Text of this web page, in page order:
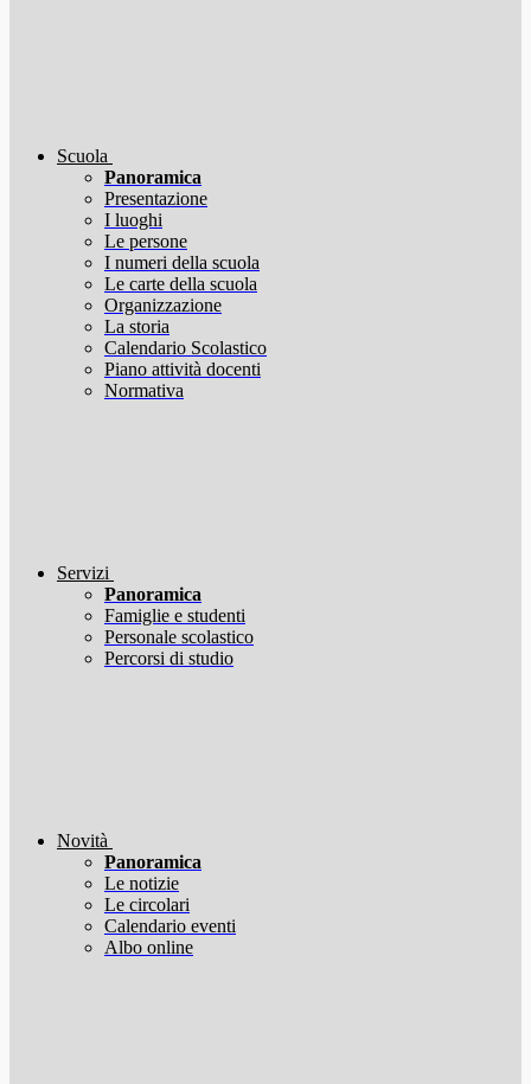
Scuola
Panoramica
Presentazione
I luoghi
Le persone
I numeri della scuola
Le carte della scuola
Organizzazione
La storia
Calendario Scolastico
Piano attività docenti
Normativa
Servizi
Panoramica
Famiglie e studenti
Personale scolastico
Percorsi di studio
Novità
Panoramica
Le notizie
Le circolari
Calendario eventi
Albo online